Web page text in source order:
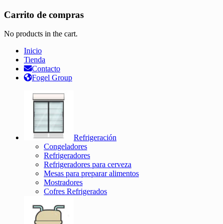
Carrito de compras
No products in the cart.
Inicio
Tienda
Contacto
Fogel Group
Refrigeración
Congeladores
Refrigeradores
Refrigeradores para cerveza
Mesas para preparar alimentos
Mostradores
Cofres Refrigerados